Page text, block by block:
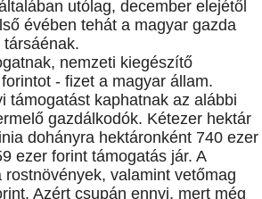
utólag, december elejétől
évében tehát a magyar gazda
nemzeti kiegészítő
- fizet a magyar állam.
támogatást kaphatnak az alábbi
gazdálkodók. Kétezer hektár
dohányra hektáronként 740 ezer
ezer forint támogatás jár. A
valamint vetőmag
Azért csupán ennyi, mert még